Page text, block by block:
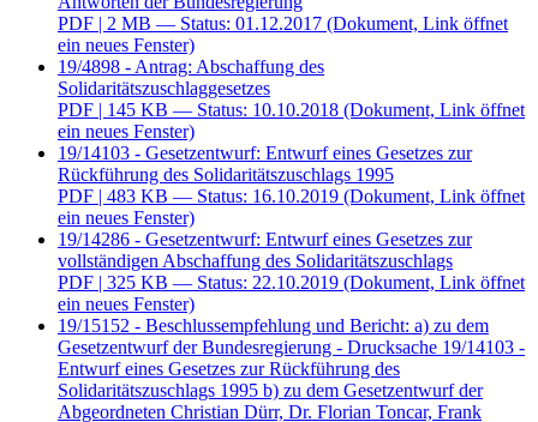
PDF | 2 MB — Status: 01.12.2017 (Dokument, Link öffnet
ein neues Fenster)
19/4898 - Antrag: Abschaffung des
Solidaritätszuschlaggesetzes
PDF | 145 KB — Status: 10.10.2018 (Dokument, Link öffnet
ein neues Fenster)
19/14103 - Gesetzentwurf: Entwurf eines Gesetzes zur
Rückführung des Solidaritätszuschlags 1995
PDF | 483 KB — Status: 16.10.2019 (Dokument, Link öffnet
ein neues Fenster)
19/14286 - Gesetzentwurf: Entwurf eines Gesetzes zur
vollständigen Abschaffung des Solidaritätszuschlags
PDF | 325 KB — Status: 22.10.2019 (Dokument, Link öffnet
ein neues Fenster)
19/15152 - Beschlussempfehlung und Bericht: a) zu dem
Gesetzentwurf der Bundesregierung - Drucksache 19/14103 -
Entwurf eines Gesetzes zur Rückführung des
Solidaritätszuschlags 1995 b) zu dem Gesetzentwurf der
Abgeordneten Christian Dürr, Dr. Florian Toncar, Frank